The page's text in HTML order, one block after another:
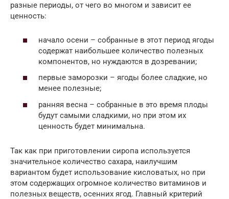
разные периоды, от чего во многом и зависит ее
ценность:
начало осени – собранные в этот период ягоды
содержат наибольшее количество полезных
компонентов, но нуждаются в дозревании;
первые заморозки – ягоды более сладкие, но
менее полезные;
ранняя весна – собранные в это время плоды
будут самыми сладкими, но при этом их
ценность будет минимальна.
Так как при приготовлении сиропа используется
значительное количество сахара, наилучшим
вариантом будет использование кисловатых, но при
этом содержащих огромное количество витаминов и
полезных веществ, осенних ягод. Главный критерий